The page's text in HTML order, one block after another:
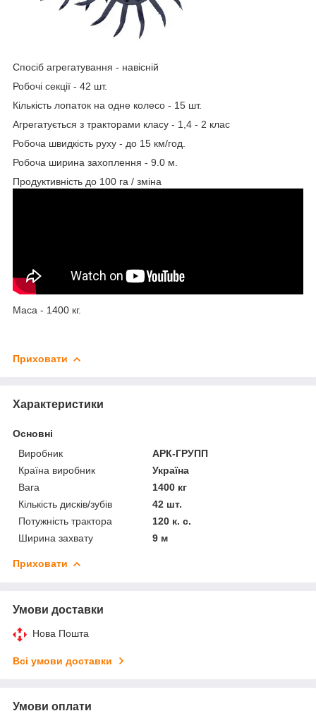
Спосіб агрегатування - навісній
Робочі секції - 42 шт.
Кількість лопаток на одне колесо - 15 шт.
Агрегатується з тракторами класу - 1,4 - 2 клас
Робоча швидкість руху - до 15 км/год.
Робоча ширина захоплення - 9.0 м.
Продуктивність до 100 га / зміна
Маса - 1400 кг.
Приховати
Характеристики
Основні
Виробник
АРК-ГРУПП
Країна виробник
Україна
Вага
1400 кг
Кількість дисків/зубів
42 шт.
Потужність трактора
120 к. с.
Ширина захвату
9 м
Приховати
Умови доставки
Нова Пошта
Всі умови доставки
Умови оплати